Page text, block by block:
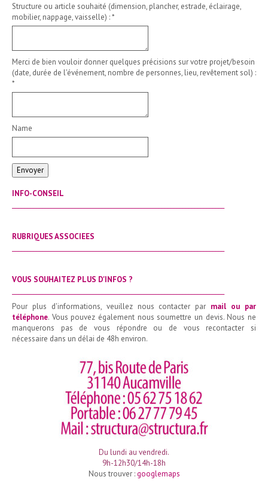
Structure ou article souhaité (dimension, plancher, estrade, éclairage,
mobilier, nappage, vaisselle) :*
Merci de bien vouloir donner quelques précisions sur votre projet/besoin
(date, durée de l'événement, nombre de personnes, lieu, revêtement sol) :
*
Name
Envoyer
INFO-CONSEIL
RUBRIQUES ASSOCIEES
VOUS SOUHAITEZ PLUS D'INFOS ?
Pour plus d'informations, veuillez nous contacter par mail ou par
téléphone. Vous pouvez également nous soumettre un devis. Nous ne
manquerons pas de vous répondre ou de vous recontacter si
nécessaire dans un délai de 48h environ.
Du lundi au vendredi.
9h-12h30/14h-18h
Nous trouver :googlemaps